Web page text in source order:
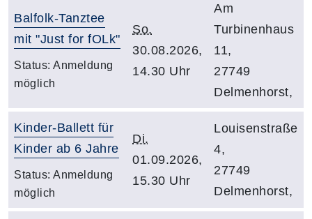
Balfolk-Tanztee
mit "Just for fOLk"
Status: Anmeldung
möglich
So.
30.08.2026,
14.30 Uhr
Am
Turbinenhaus
11,
27749
Delmenhorst,
Kinder-Ballett für
Kinder ab 6 Jahre
Status: Anmeldung
möglich
Di.
01.09.2026,
15.30 Uhr
Louisenstraße
4,
27749
Delmenhorst,